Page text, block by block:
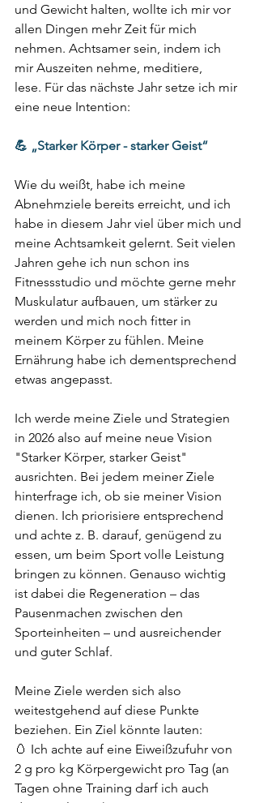
und Gewicht halten, wollte ich mir vor
allen Dingen mehr Zeit für mich
nehmen. Achtsamer sein, indem ich
mir Auszeiten nehme, meditiere,
lese. Für das nächste Jahr setze ich mir
eine neue Intention:
💪 „Starker Körper - starker Geist“
Wie du weißt, habe ich meine
Abnehmziele bereits erreicht, und ich
habe in diesem Jahr viel über mich und
meine Achtsamkeit gelernt. Seit vielen
Jahren gehe ich nun schon ins
Fitnessstudio und möchte gerne mehr
Muskulatur aufbauen, um stärker zu
werden und mich noch fitter in
meinem Körper zu fühlen. Meine
Ernährung habe ich dementsprechend
etwas angepasst.
Ich werde meine Ziele und Strategien
in 2026 also auf meine neue Vision
"Starker Körper, starker Geist"
ausrichten. Bei jedem meiner Ziele
hinterfrage ich, ob sie meiner Vision
dienen. Ich priorisiere entsprechend
und achte z. B. darauf, genügend zu
essen, um beim Sport volle Leistung
bringen zu können. Genauso wichtig
ist dabei die Regeneration – das
Pausenmachen zwischen den
Sporteinheiten – und ausreichender
und guter Schlaf.
Meine Ziele werden sich also
weitestgehend auf diese Punkte
beziehen. Ein Ziel könnte lauten:
🥚 Ich achte auf eine Eiweißzufuhr von
2 g pro kg Körpergewicht pro Tag (an
Tagen ohne Training darf ich auch